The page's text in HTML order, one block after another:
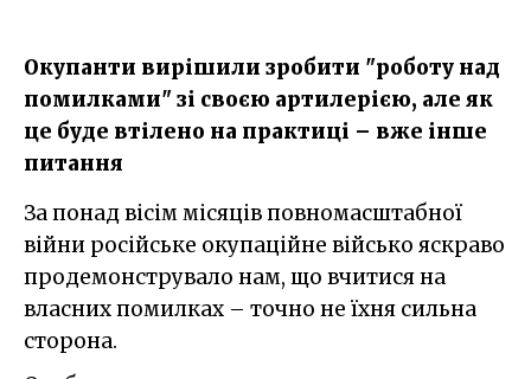
Окупанти вирішили зробити "роботу над
помилками" зі своєю артилерією, але як
це буде втілено на практиці – вже інше
питання
За понад вісім місяців повномасштабної
війни російське окупаційне військо яскраво
продемонструвало нам, що вчитися на
власних помилках – точно не їхня сильна
сторона.